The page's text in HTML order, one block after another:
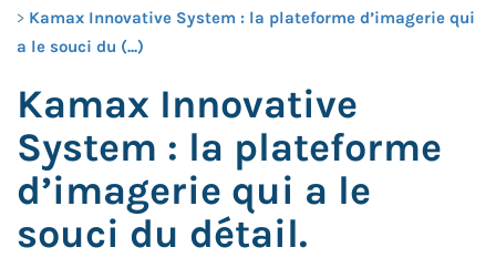
Kamax Innovative System : la plateforme d’imagerie qui
a le souci du (...)
Kamax Innovative
System : la plateforme
d’imagerie qui a le
souci du détail.